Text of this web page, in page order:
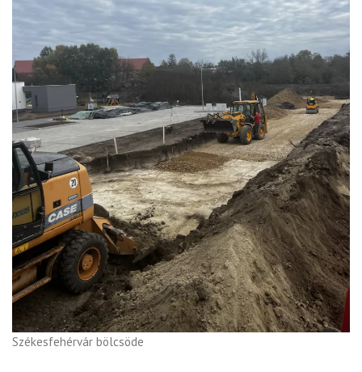
Székesfehérvár bölcsöde